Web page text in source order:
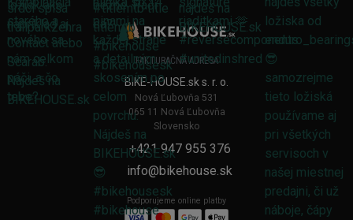
FAKTURAČNÁ ADRESA
BIKE-HOUSE.sk s. r. o.
Nová Ľubovňa 531
065 11 Nová Ľubovňa
Slovensko
+421 947 955 376
info@bikehouse.sk
Podporujeme online platby